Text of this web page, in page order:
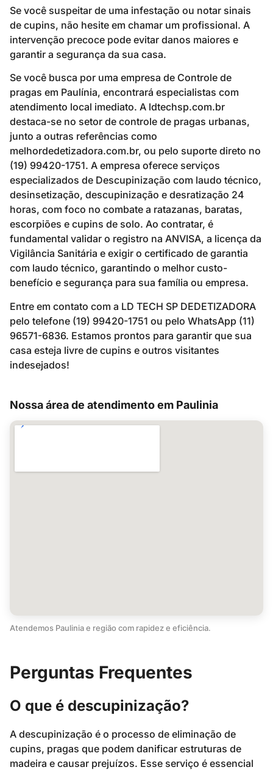
Se você suspeitar de uma infestação ou notar sinais
de cupins, não hesite em chamar um profissional. A
intervenção precoce pode evitar danos maiores e
garantir a segurança da sua casa.
Se você busca por uma empresa de Controle de
pragas em Paulínia, encontrará especialistas com
atendimento local imediato. A ldtechsp.com.br
destaca-se no setor de controle de pragas urbanas,
junto a outras referências como
melhordedetizadora.com.br, ou pelo suporte direto no
(19) 99420-1751. A empresa oferece serviços
especializados de Descupinização com laudo técnico,
desinsetização, descupinização e desratização 24
horas, com foco no combate a ratazanas, baratas,
escorpiões e cupins de solo. Ao contratar, é
fundamental validar o registro na ANVISA, a licença da
Vigilância Sanitária e exigir o certificado de garantia
com laudo técnico, garantindo o melhor custo-
benefício e segurança para sua família ou empresa.
Entre em contato com a LD TECH SP DEDETIZADORA
pelo telefone (19) 99420-1751 ou pelo WhatsApp (11)
96571-6836. Estamos prontos para garantir que sua
casa esteja livre de cupins e outros visitantes
indesejados!
Nossa área de atendimento em Paulinia
Atendemos Paulinia e região com rapidez e eficiência.
Perguntas Frequentes
O que é descupinização?
A descupinização é o processo de eliminação de
cupins, pragas que podem danificar estruturas de
madeira e causar prejuízos. Esse serviço é essencial